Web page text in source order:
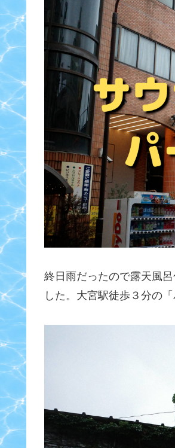
終日雨だったので露天風
した。大宮駅徒歩３分の